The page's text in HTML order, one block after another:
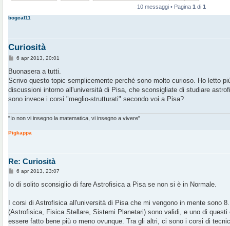
10 messaggi • Pagina 1 di 1
bogcal11
Curiosità
M
s
a
g
i
6 apr 2013, 20:01
Buonasera a tutti.
Scrivo questo topic semplicemente perché sono molto curioso. Ho letto
discussioni intorno all'università di Pisa, che sconsigliate di studiare
sono invece i corsi "meglio-strutturati" secondo voi a Pisa?
"Io non vi insegno la matematica, vi insegno a vivere"
Pigkappa
Re: Curiosità
M
s
g
i
o
6 apr 2013, 23:07
Io di solito sconsiglio di fare Astrofisica a Pisa se non si è in Normale.
I corsi di Astrofisica all'università di Pisa che mi vengono in mente sono
(Astrofisica, Fisica Stellare, Sistemi Planetari) sono validi, e uno di
essere fatto bene più o meno ovunque. Tra gli altri, ci sono i corsi di